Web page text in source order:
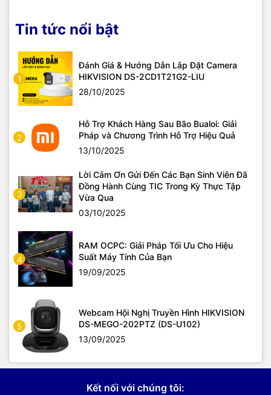
Tin tức nổi bật
1
Đánh Giá & Hướng Dẫn Lắp Đặt Camera
HIKVISION DS-2CD1T21G2-LIU
28/10/2025
2
Hỗ Trợ Khách Hàng Sau Bão Bualoi: Giải
Pháp và Chương Trình Hỗ Trợ Hiệu Quả
13/10/2025
3
Lời Cảm Ơn Gửi Đến Các Bạn Sinh Viên Đã
Đồng Hành Cùng TIC Trong Kỳ Thực Tập
Vừa Qua
03/10/2025
4
RAM OCPC: Giải Pháp Tối Ưu Cho Hiệu
Suất Máy Tính Của Bạn
19/09/2025
5
Webcam Hội Nghị Truyền Hình HIKVISION
DS-MEGO-202PTZ (DS-U102)
13/09/2025
Kết nối với chúng tôi: